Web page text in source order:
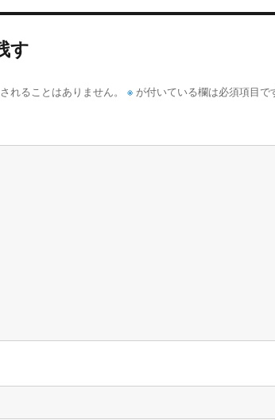
す
れることはありません。 ※ が付いている欄は必須項目で